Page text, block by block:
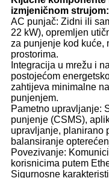
izmjeničnom strujom:
AC punjač: Zidni ili
22 kW), opremljen
za punjenje kod kuće,
prostorima.
Integracija u mrežu i
postojećom
zahtijeva minimalne
punjenjem.
Pametno upravljanje:
punjenje (CSMS),
upravljanje, planirano
balansiranje
Povezivanje:
korisnicima putem
Sigurnosne